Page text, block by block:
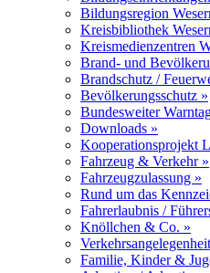
Bildungsregion
Kreisbibliothek
Kreismedienzentren
Brand- und
Brandschutz /
Bevölkerungsschutz »
Bundesweiter
Downloads »
Kooperationsprojekt
Fahrzeug & Verkehr »
Fahrzeugzulassung »
Rund um das
Fahrerlaubnis /
Knöllchen & Co. »
Familie, Kinder &